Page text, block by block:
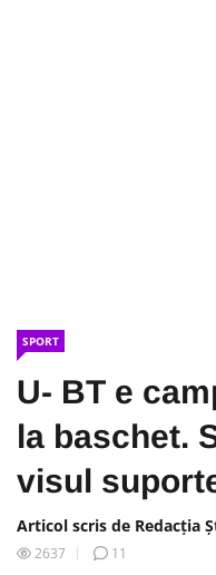
SPORT
U- BT e
la baschet.
visul
Articol scris de Redacția
2637
11